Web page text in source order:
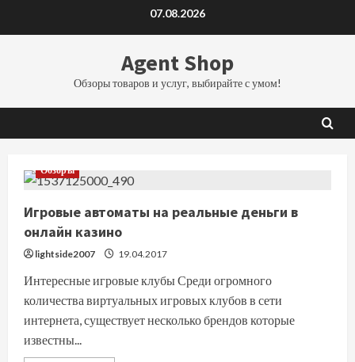
07.08.2026
Agent Shop
Обзоры товаров и услуг, выбирайте с умом!
Обзоры
Игровые автоматы на реальные деньги в
онлайн казино
lightside2007 19.04.2017
Интересные игровые клубы Среди огромного
количества виртуальных игровых клубов в сети
интернета, существует несколько брендов которые
известны...